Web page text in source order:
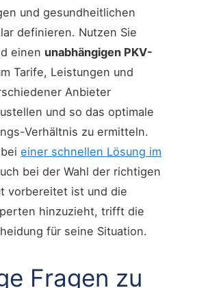
und gesundheitlichen
definieren. Nutzen Sie
einen unabhängigen PKV-
Tarife, Leistungen und
Anbieter
und so das optimale
Verhältnis zu ermitteln.
einer schnellen Lösung im
bei der Wahl der richtigen
vorbereitet ist und die
hinzuzieht, trifft die
für seine Situation.
Fragen zu